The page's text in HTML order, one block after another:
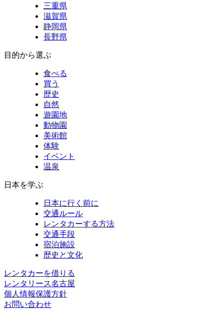
三重県
滋賀県
静岡県
長野県
目的から選ぶ
食べる
買う
歴史
自然
遊園地
動物園
美術館
体験
イベント
温泉
日本を学ぶ
日本に行く前に
交通ルール
レンタカーする方法
交通手段
宿泊施設
歴史と文化
レンタカーを借りる
レンタリース名古屋
個人情報保護方針
お問い合わせ